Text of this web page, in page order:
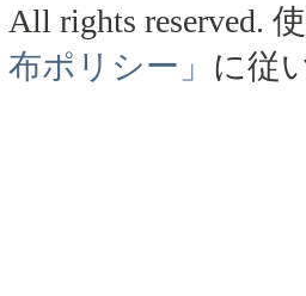
All rights reserved.
布ポリシー」 に従